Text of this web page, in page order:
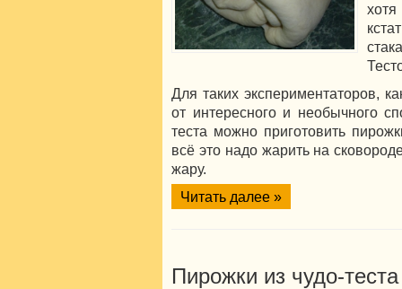
Для таких экспериментаторов,
от интересного и необычного
теста можно приготовить
всё это надо жарить на
жару.
Читать далее »
Пирожки из чудо-